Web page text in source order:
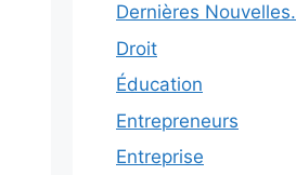
Dernières Nouvelles.
Droit
Éducation
Entrepreneurs
Entreprise